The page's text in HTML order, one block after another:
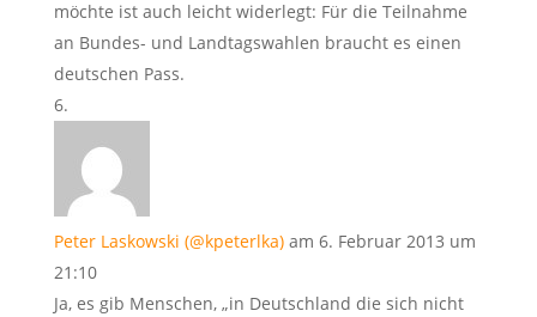
möchte ist auch leicht widerlegt: Für die Teilnahme
an Bundes- und Landtagswahlen braucht es einen
deutschen Pass.
Peter Laskowski (@kpeterlka) am 6. Februar 2013 um
21:10
Ja, es gib Menschen, „in Deutschland die sich nicht